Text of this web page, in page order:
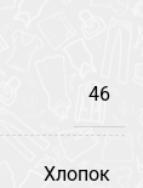
46
Хлопок